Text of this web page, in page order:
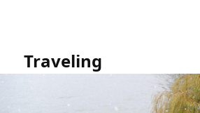
Traveling